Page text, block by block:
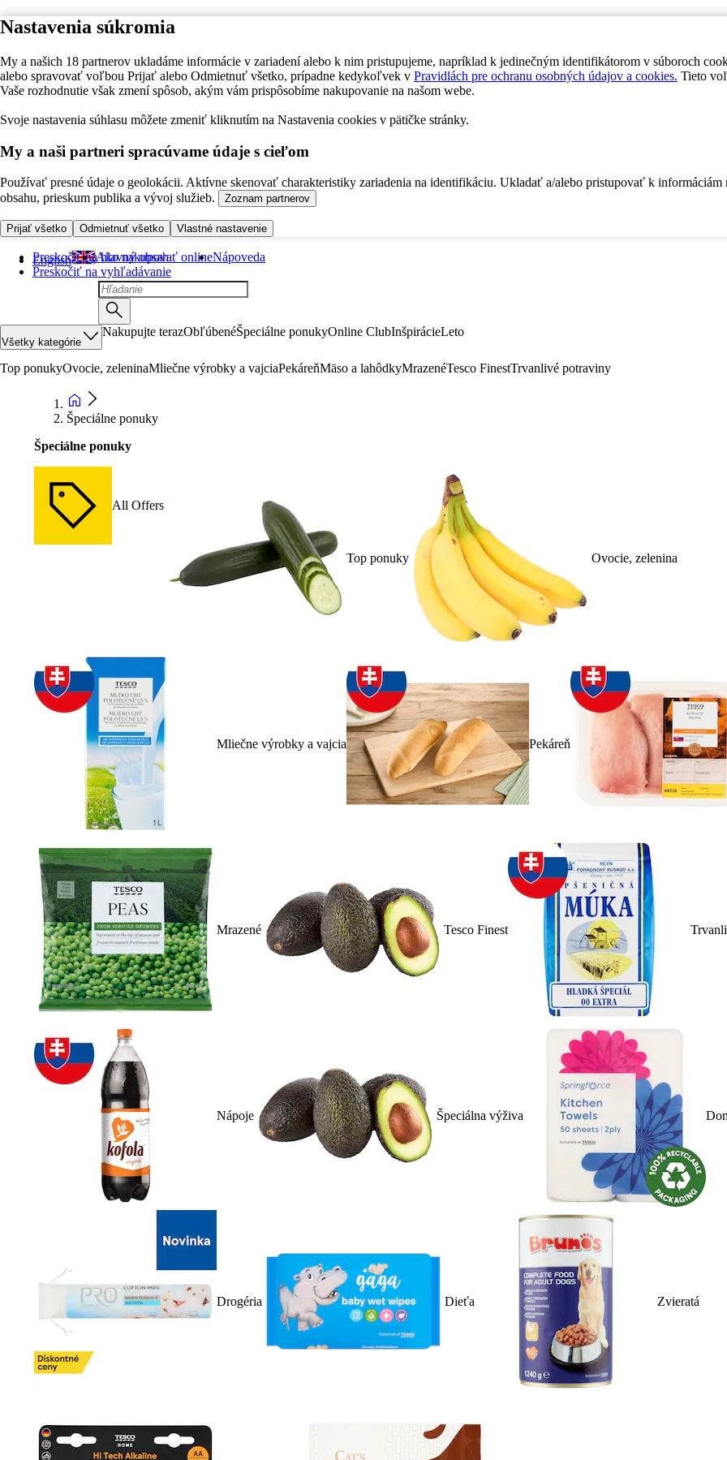
Nastavenia súkromia
My a našich 18 partnerov ukladáme informácie v zariadení alebo k nim pristupujeme, napríklad k jedinečným identifikátorom v súboroch
alebo spravovať voľbou Prijať alebo Odmietnuť všetko, prípadne kedykoľvek v Pravidlách pre ochranu osobných údajov a cookies. Tieto
Vaše rozhodnutie však zmení spôsob, akým vám prispôsobíme nakupovanie na našom webe.
Svoje nastavenia súhlasu môžete zmeniť kliknutím na Nastavenia cookies v pätičke stránky.
My a naši partneri spracúvame údaje s cieľom
Používať presné údaje o geolokácii. Aktívne skenovať charakteristiky zariadenia na identifikáciu. Ukladať a/alebo pristupovať k informáciám
obsahu, prieskum publika a vývoj služieb.
Zoznam partnerov
Prijať všetko Odmietnuť všetko Vlastné nastavenie
Preskočiť na hlavný obsah
Preskočiť na vyhľadávanie
English Ako nakupovať onlineNápoveda
Všetky kategórie
Nakupujte terazObľúbenéŠpeciálne ponukyOnline ClubInšpirácieLeto
Top ponukyOvocie, zeleninaMliečne výrobky a vajciaPekáreňMäso a lahôdkyMrazenéTesco FinestTrvanlivé potraviny
Špeciálne ponuky
Špeciálne ponuky
All Offers
Top ponuky Ovocie, zelenina
Mliečne výrobky a vajcia Pekáreň
Mrazené Tesco Finest
Nápoje Špeciálna výživa
Drogéria Dieťa Zvieratá